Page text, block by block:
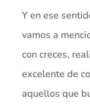
Y en ese
vamos a
con creces,
excelente de
aquellos que